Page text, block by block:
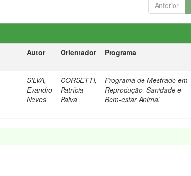
Anterior
Autor Orientador Programa
SILVA,
Evandro
Neves
CORSETTI,
Patrícia
Paiva
Programa de Mestrado em
Reprodução, Sanidade e
Bem-estar Animal